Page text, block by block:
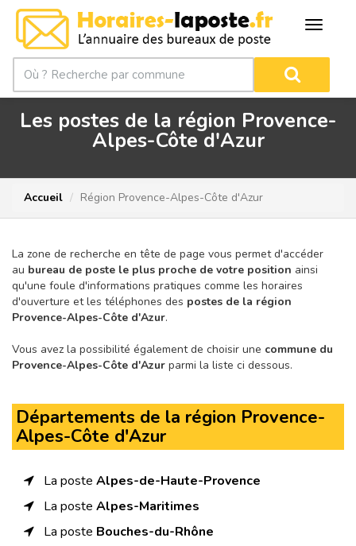
Les postes de la région Provence-
Alpes-Côte d'Azur
Accueil Région Provence-Alpes-Côte d'Azur
La zone de recherche en tête de page vous permet d'accéder
au bureau de poste le plus proche de votre position ainsi
qu'une foule d'informations pratiques comme les horaires
d'ouverture et les téléphones des postes de la région
Provence-Alpes-Côte d'Azur.
Vous avez la possibilité également de choisir une commune du
Provence-Alpes-Côte d'Azur parmi la liste ci dessous.
Départements de la région Provence-
Alpes-Côte d'Azur
La poste Alpes-de-Haute-Provence
La poste Alpes-Maritimes
La poste Bouches-du-Rhône